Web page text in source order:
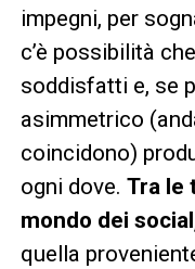
impegni, per
c’è possibilità
soddisfatti e, se
asimmetrico
coincidono)
ogni dove. Tra le
mondo dei
quella